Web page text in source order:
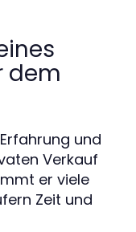
dem
und
Verkauf
er viele
Zeit und